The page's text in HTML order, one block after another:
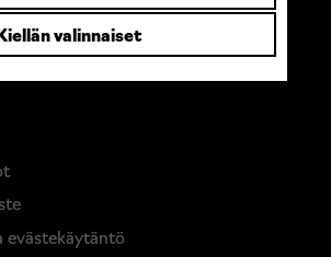
evästekäytäntö
valinnaiset